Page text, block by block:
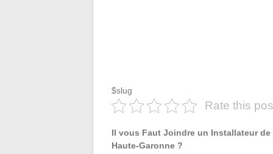
$slug
Rate this
Il vous Faut Joindre un Installateur
Haute-Garonne ?